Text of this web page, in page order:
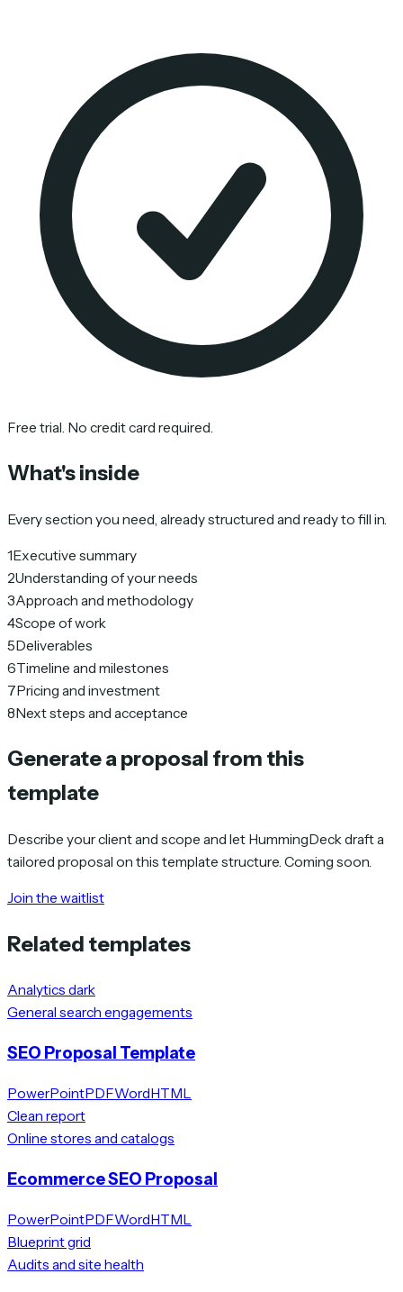
Free trial. No credit card required.
What's inside
Every section you need, already structured and ready to fill in.
1Executive summary
2Understanding of your needs
3Approach and methodology
4Scope of work
5Deliverables
6Timeline and milestones
7Pricing and investment
8Next steps and acceptance
Generate a proposal from this
template
Describe your client and scope and let HummingDeck draft a
tailored proposal on this template structure. Coming soon.
Join the waitlist
Related templates
Analytics dark
General search engagements
SEO Proposal Template
PowerPointPDFWordHTML
Clean report
Online stores and catalogs
Ecommerce SEO Proposal
PowerPointPDFWordHTML
Blueprint grid
Audits and site health